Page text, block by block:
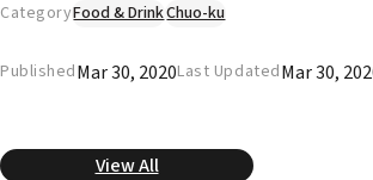
CategoryFood & DrinkChuo-ku
PublishedMar 30, 2020Last UpdatedMar 30,
View All